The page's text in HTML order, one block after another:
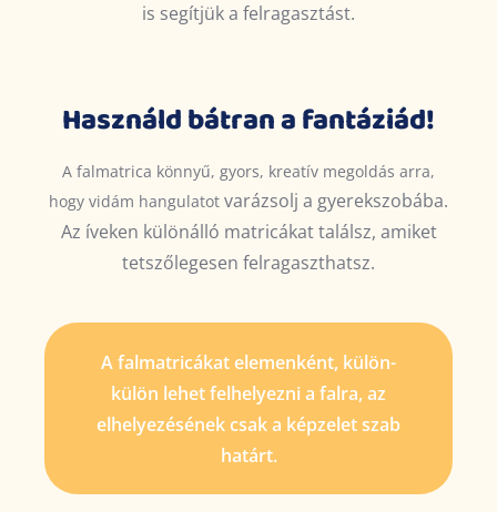
is segítjük a felragasztást.
Használd bátran a fantáziád!
A falmatrica könnyű, gyors, kreatív megoldás arra,
hogy vidám hangulatot varázsolj a gyerekszobába.
Az íveken különálló matricákat találsz, amiket
tetszőlegesen felragaszthatsz.
A falmatricákat elemenként, külön-
külön lehet felhelyezni a falra, az
elhelyezésének csak a képzelet szab
határt.